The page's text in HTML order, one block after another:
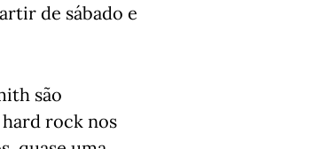
de sábado e
são
hard rock nos